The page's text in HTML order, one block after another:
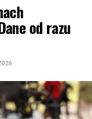
od razu